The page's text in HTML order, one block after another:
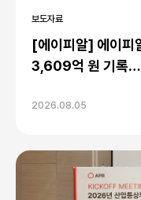
보도자료
[에이피알] 에이피
3,609억 원 기록…
2026.08.05